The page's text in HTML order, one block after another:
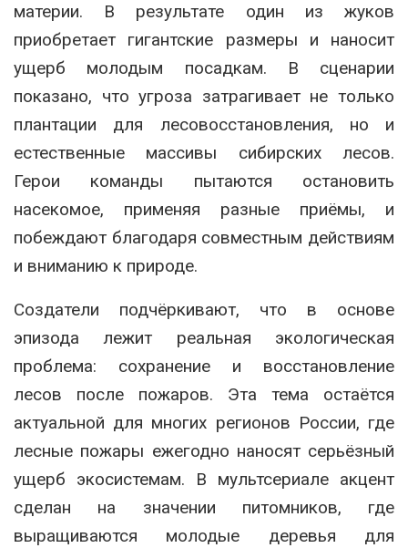
материи. В результате один из жуков
приобретает гигантские размеры и наносит
ущерб молодым посадкам. В сценарии
показано, что угроза затрагивает не только
плантации для лесовосстановления, но и
естественные массивы сибирских лесов.
Герои команды пытаются остановить
насекомое, применяя разные приёмы, и
побеждают благодаря совместным действиям
и вниманию к природе.
Создатели подчёркивают, что в основе
эпизода лежит реальная экологическая
проблема: сохранение и восстановление
лесов после пожаров. Эта тема остаётся
актуальной для многих регионов России, где
лесные пожары ежегодно наносят серьёзный
ущерб экосистемам. В мультсериале акцент
сделан на значении питомников, где
выращиваются молодые деревья для